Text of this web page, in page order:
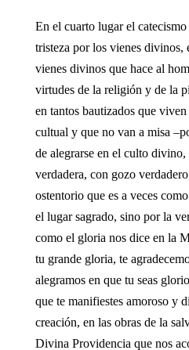
En el cuarto lugar el catecismo
tristeza por los vienes divinos,
vienes divinos que hace al
virtudes de la religión y de la
en tantos bautizados que
cultual y que no van a misa
de alegrarse en el culto
verdadera, con gozo
ostentorio que es a veces
el lugar sagrado, sino por la
como el gloria nos dice en la
tu grande gloria, te
alegramos en que tu seas
que te manifiestes amoroso y
creación, en las obras de la
Divina Providencia que nos